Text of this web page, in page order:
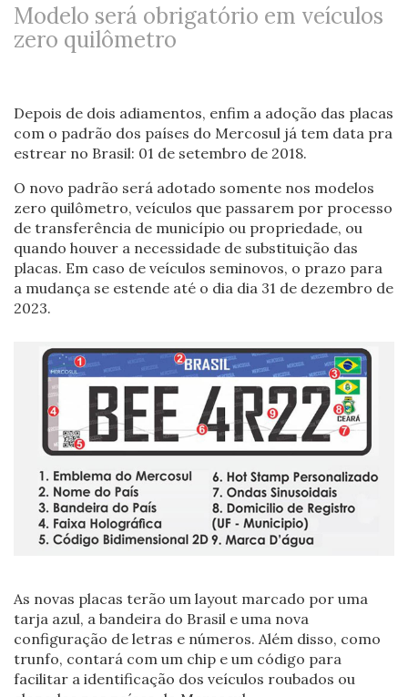
Modelo será obrigatório em veículos
zero quilômetro
Depois de dois adiamentos, enfim a adoção das placas
com o padrão dos países do Mercosul já tem data pra
estrear no Brasil: 01 de setembro de 2018.
O novo padrão será adotado somente nos modelos
zero quilômetro, veículos que passarem por processo
de transferência de município ou propriedade, ou
quando houver a necessidade de substituição das
placas. Em caso de veículos seminovos, o prazo para
a mudança se estende até o dia dia 31 de dezembro de
2023.
As novas placas terão um layout marcado por uma
tarja azul, a bandeira do Brasil e uma nova
configuração de letras e números. Além disso, como
trunfo, contará com um chip e um código para
facilitar a identificação dos veículos roubados ou